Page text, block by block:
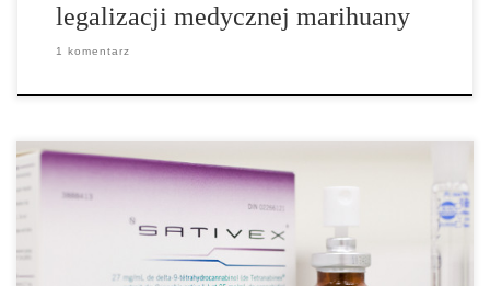
legalizacji medycznej marihuany
1 komentarz
Sprej na bazie konopi, który nazywa się Sativex można legalnie
przepisać w Nowej Zelandii. Jednak lek jest rzadko stosowany,